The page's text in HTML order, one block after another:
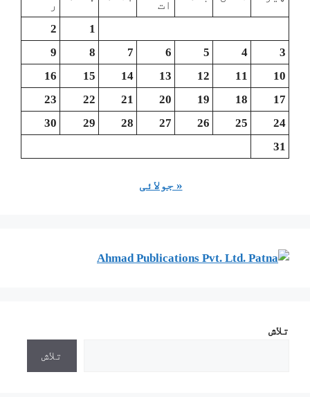
ات
ر
1
2
3
4
5
6
7
8
9
10
11
12
13
14
15
16
17
18
19
20
21
22
23
24
25
26
27
28
29
30
31
« جولائی
تلاش
تلاش